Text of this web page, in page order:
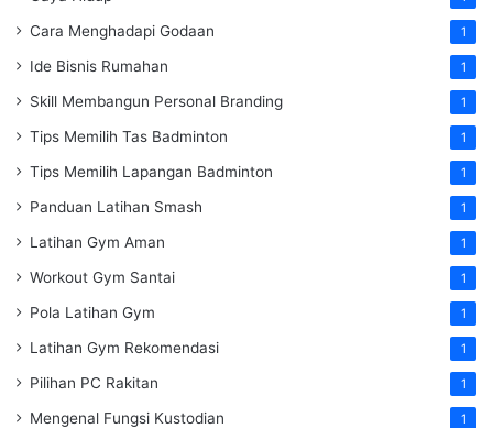
Cara Menghadapi Godaan 1
Ide Bisnis Rumahan 1
Skill Membangun Personal Branding 1
Tips Memilih Tas Badminton 1
Tips Memilih Lapangan Badminton 1
Panduan Latihan Smash 1
Latihan Gym Aman 1
Workout Gym Santai 1
Pola Latihan Gym 1
Latihan Gym Rekomendasi 1
Pilihan PC Rakitan 1
Mengenal Fungsi Kustodian 1